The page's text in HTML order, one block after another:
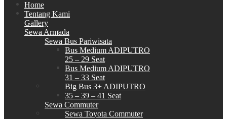
Home
Tentang Kami
Gallery
Sewa Armada
Sewa Bus Pariwisata
Bus Medium ADIPUTRO
25 – 29 Seat
Bus Medium ADIPUTRO
31 – 33 Seat
Big Bus 3+ ADIPUTRO
35 – 39 – 41 Seat
Sewa Commuter
Sewa Toyota Commuter